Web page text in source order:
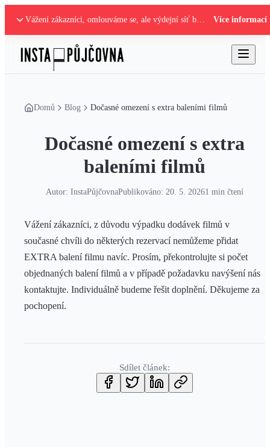
Vážení zákazníci, omlouváme se, ale výdejní síť boxů je mimo provoz. Nastalou situaci řešíme. Více informací
Domů Blog Dočasné omezení s extra baleními filmů
Dočasné omezení s extra
baleními filmů
Autor: InstaPůjčovnaPublikováno: 20. 5. 20261 min čtení
Vážení zákazníci, z důvodu výpadku dodávek filmů v
současné chvíli do některých rezervací nemůžeme přidat
EXTRA balení filmu navíc. Prosím, překontrolujte si počet
objednaných balení filmů a v případě požadavku navýšení nás
kontaktujte. Individuálně budeme řešit doplnění. Děkujeme za
pochopení.
Sdílet článek: